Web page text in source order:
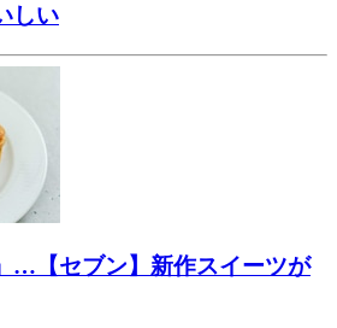
しい
…【セブン】新作スイーツが